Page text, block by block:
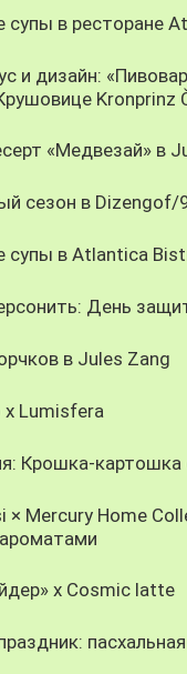
супы в ресторане
и дизайн:
Kronprinz
«Медвезай» в
сезон в Dizengof/
супы в Atlantica
День
в Jules Zang
x Lumisfera
Крошка-картошка
× Mercury Home
х Cosmic latte